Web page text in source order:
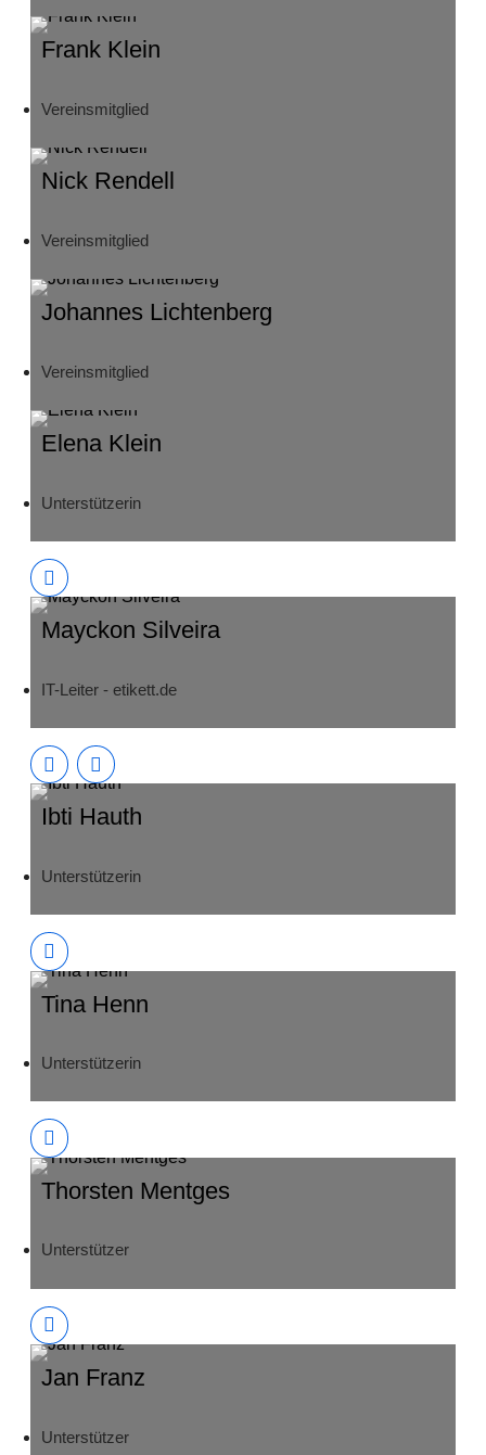
Frank Klein
Vereinsmitglied
Nick Rendell
Vereinsmitglied
Johannes Lichtenberg
Vereinsmitglied
Elena Klein
Unterstützerin
Mayckon Silveira
IT-Leiter - etikett.de
Ibti Hauth
Unterstützerin
Tina Henn
Unterstützerin
Thorsten Mentges
Unterstützer
Jan Franz
Unterstützer